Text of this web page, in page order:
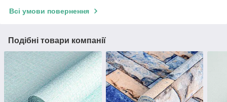
Всі умови повернення
Подібні товари компанії